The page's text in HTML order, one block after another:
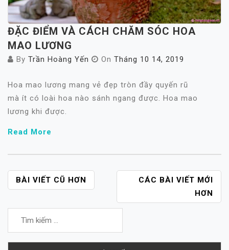
ĐẶC ĐIỂM VÀ CÁCH CHĂM SÓC HOA
MAO LƯƠNG
By Trần Hoàng Yến On Tháng 10 14, 2019
Hoa mao lương mang vẻ đẹp tròn đầy quyến rũ
mà ít có loài hoa nào sánh ngang được. Hoa mao
lương khi được.
Read More
ĐIỀU
HƯỚNG
BÀI
VIẾT
BÀI VIẾT CŨ HƠN
CÁC BÀI VIẾT MỚI
HƠN
Tìm
kiếm
cho: